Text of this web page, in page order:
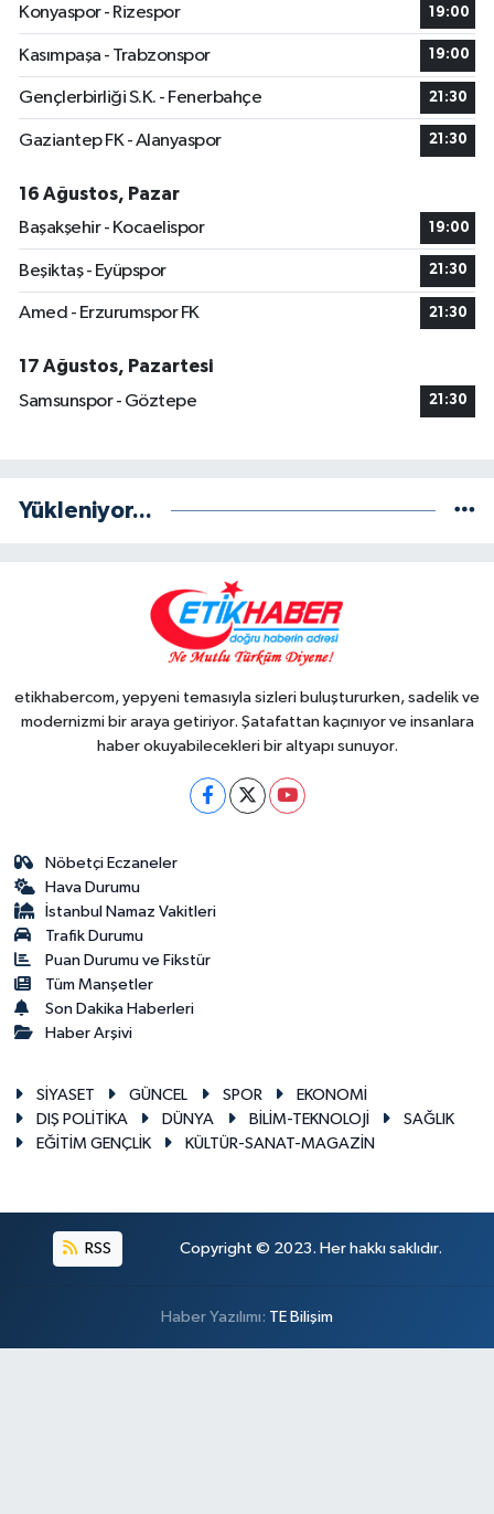
Konyaspor - Rizespor
19:00
Kasımpaşa - Trabzonspor 19:00
Gençlerbirliği S.K. - Fenerbahçe 21:30
Gaziantep FK - Alanyaspor 21:30
16 Ağustos, Pazar
Başakşehir - Kocaelispor
19:00
Beşiktaş - Eyüpspor 21:30
Amed - Erzurumspor FK 21:30
17 Ağustos, Pazartesi
Samsunspor - Göztepe
21:30
Yükleniyor...
etikhabercom, yepyeni temasıyla sizleri buluştururken, sadelik ve
modernizmi bir araya getiriyor. Şatafattan kaçınıyor ve insanlara
haber okuyabilecekleri bir altyapı sunuyor.
Nöbetçi Eczaneler
Hava Durumu
İstanbul Namaz Vakitleri
Trafik Durumu
Puan Durumu ve Fikstür
Tüm Manşetler
Son Dakika Haberleri
Haber Arşivi
SİYASET GÜNCEL SPOR
EKONOMİ
DIŞ POLİTİKA
DÜNYA BİLİM-TEKNOLOJİ
SAĞLIK
EĞİTİM GENÇLİK
KÜLTÜR-SANAT-MAGAZİN
RSS Copyright © 2023. Her hakkı saklıdır.
Haber Yazılımı: TE Bilişim